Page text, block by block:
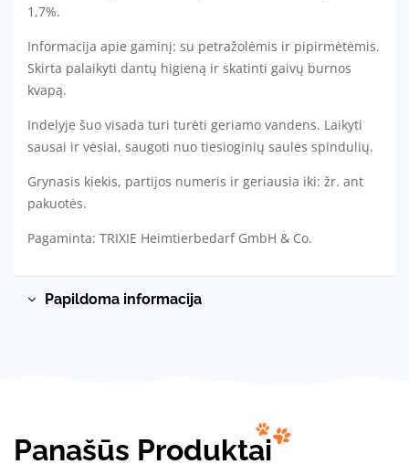
1,7%.
Informacija apie gaminį: su petražolėmis ir pipirmėtėmis.
Skirta palaikyti dantų higieną ir skatinti gaivų burnos
kvapą.
Indelyje šuo visada turi turėti geriamo vandens. Laikyti
sausai ir vėsiai, saugoti nuo tiesioginių saulės spindulių.
Grynasis kiekis, partijos numeris ir geriausia iki: žr. ant
pakuotės.
Pagaminta: TRIXIE Heimtierbedarf GmbH & Co.
Papildoma informacija
Panašūs Produktai